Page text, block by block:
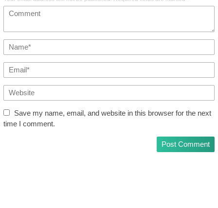
Save my name, email, and website in this browser for the next
time I comment.